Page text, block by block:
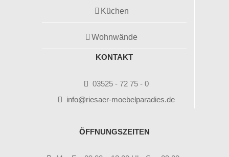
Küchen
Wohnwände
KONTAKT
03525 - 72 75 - 0
info@riesaer-moebelparadies.de
ÖFFNUNGSZEITEN